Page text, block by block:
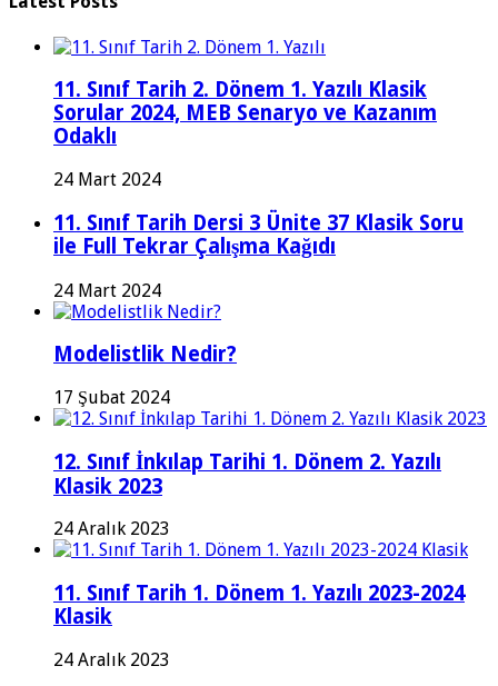
11. Sınıf Tarih 2. Dönem 1. Yazılı Klasik
Sorular 2024, MEB Senaryo ve Kazanım
Odaklı
24 Mart 2024
11. Sınıf Tarih Dersi 3 Ünite 37 Klasik Soru
ile Full Tekrar Çalışma Kağıdı
24 Mart 2024
Modelistlik Nedir?
17 Şubat 2024
12. Sınıf İnkılap Tarihi 1. Dönem 2. Yazılı
Klasik 2023
24 Aralık 2023
11. Sınıf Tarih 1. Dönem 1. Yazılı 2023-2024
Klasik
24 Aralık 2023